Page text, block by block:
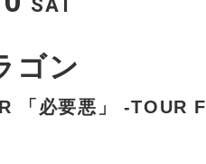
SAT
ゴン
「必要悪」 -TOUR